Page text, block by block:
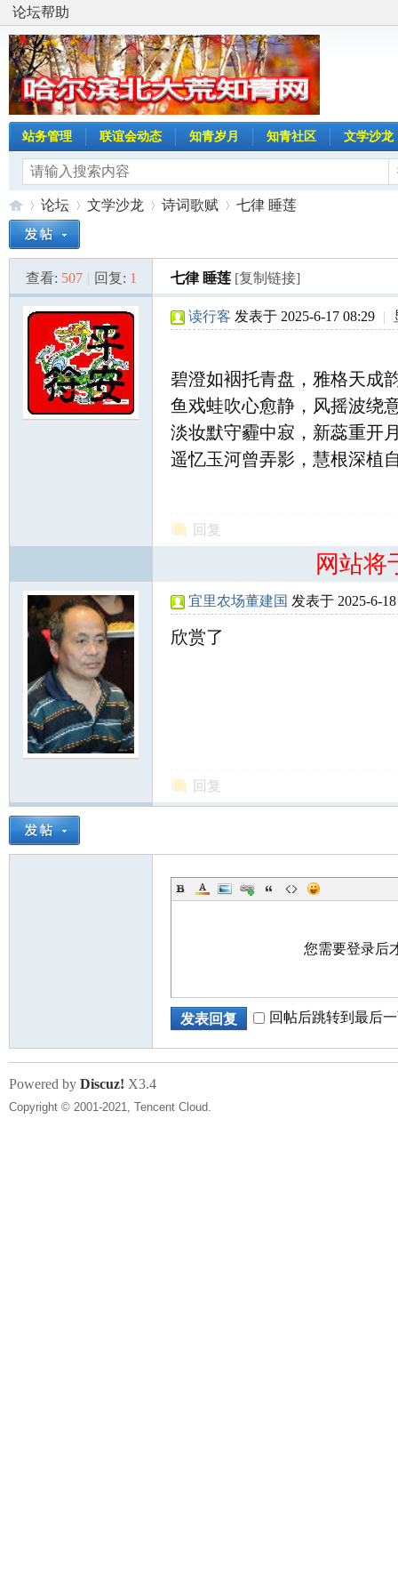
论坛帮助
站务管理 联谊会动态 知青岁月 知青社区 文学沙龙
北
»
论坛
›
文学沙龙 诗词歌赋
›
七律 睡莲
查看: 507 | 回复: 1 七律 睡莲 [复制链接]
读行客 发表于 2025-6-17 08:29 |
碧澄如裀托青盘，雅格天成
鱼戏蛙吹心愈静，风摇波绕
淡妆默守霾中寂，新蕊重开
遥忆玉河曾弄影，慧根深植
回复
网站将
宜里农场董建国 发表于 2025-6-
欣赏了
回复
您需要登录后
发表回复 回帖后跳转到最后
Powered by Discuz! X3.4
Copyright © 2001-2021, Tencent Cloud.